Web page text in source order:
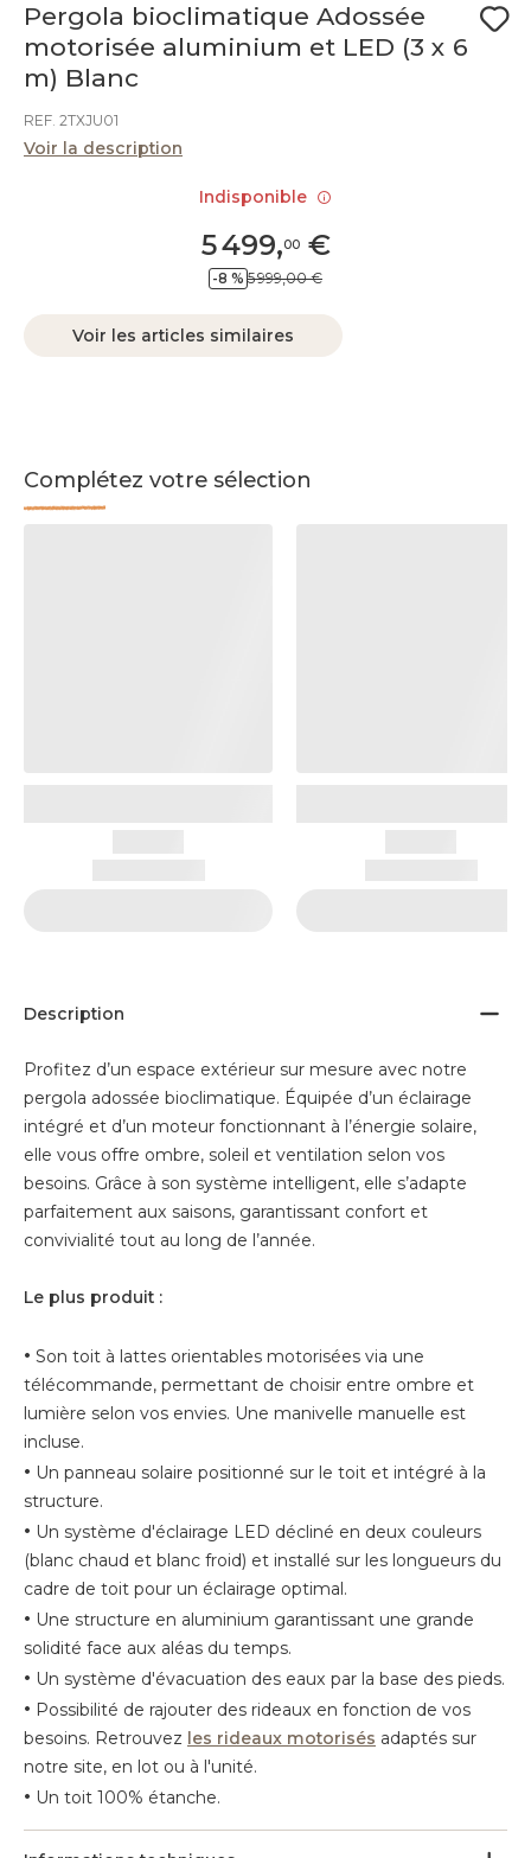
Pergola bioclimatique Adossée
motorisée aluminium et LED (3 x 6
m) Blanc
REF. 2TXJU01
Voir la description
5 499,00€
-8 % 5 999,00 €
Voir les articles similaires
Complétez votre sélection
Description
Profitez d’un espace extérieur sur mesure avec notre
pergola adossée bioclimatique. Équipée d’un éclairage
intégré et d’un moteur fonctionnant à l’énergie solaire,
elle vous offre ombre, soleil et ventilation selon vos
besoins. Grâce à son système intelligent, elle s’adapte
parfaitement aux saisons, garantissant confort et
convivialité tout au long de l’année.
Le plus produit :
• Son toit à lattes orientables motorisées via une
télécommande, permettant de choisir entre ombre et
lumière selon vos envies. Une manivelle manuelle est
incluse.
• Un panneau solaire positionné sur le toit et intégré à la
structure.
• Un système d'éclairage LED décliné en deux couleurs
(blanc chaud et blanc froid) et installé sur les longueurs du
cadre de toit pour un éclairage optimal.
• Une structure en aluminium garantissant une grande
solidité face aux aléas du temps.
• Un système d'évacuation des eaux par la base des pieds.
• Possibilité de rajouter des rideaux en fonction de vos
besoins. Retrouvez les rideaux motorisés adaptés sur
notre site, en lot ou à l'unité.
• Un toit 100% étanche.